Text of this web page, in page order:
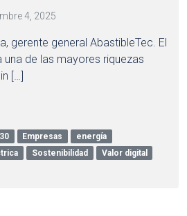
4, 2025
gerente general AbastibleTec. El
una de las mayores riquezas
[…]
Empresas
energía
Sostenibilidad
Valor digital